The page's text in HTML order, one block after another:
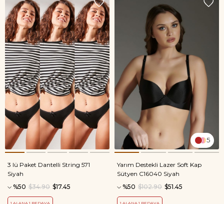
3 lü Paket Dantelli String 571
Siyah
%50
$17.45
$34.90
1 ALANA 1 BEDAVA
5
Yarım Destekli Lazer Soft Kap
Sütyen C16040 Siyah
%50
$51.45
$102.90
1 ALANA 1 BEDAVA